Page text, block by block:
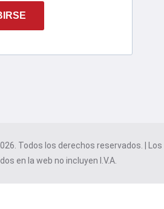
Todos los derechos reservados. | Los
en la web no incluyen I.V.A.